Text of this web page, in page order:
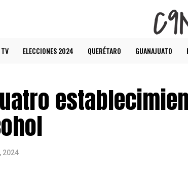
ELECCIONES 2024 QUERÉTARO GUANAJUATO
2024